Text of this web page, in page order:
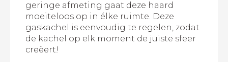
geringe afmeting gaat deze haard
moeiteloos op in élke ruimte. Deze
gaskachel is eenvoudig te regelen, zodat
de kachel op elk moment de juiste sfeer
creëert!